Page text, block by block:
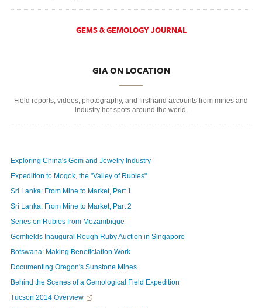
GEMS & GEMOLOGY JOURNAL
GIA ON LOCATION
Field reports, videos, photography, and firsthand accounts from mines and
industry hot spots around the world.
Exploring China's Gem and Jewelry Industry
Expedition to Mogok, the "Valley of Rubies"
Sri Lanka: From Mine to Market, Part 1
Sri Lanka: From Mine to Market, Part 2
Series on Rubies from Mozambique
Gemfields Inaugural Rough Ruby Auction in Singapore
Botswana: Making Beneficiation Work
Documenting Oregon's Sunstone Mines
Behind the Scenes of a Gemological Field Expedition
Tucson 2014 Overview